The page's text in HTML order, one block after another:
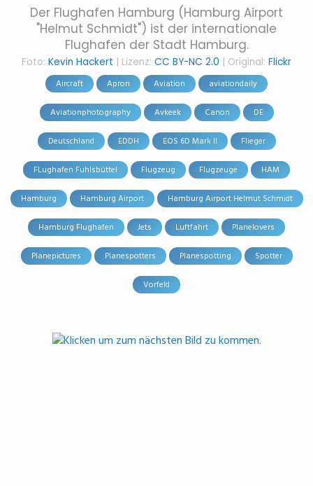
Der Flughafen Hamburg (Hamburg Airport
"Helmut Schmidt") ist der internationale
Flughafen der Stadt Hamburg.
Foto: Kevin Hackert | Lizenz: CC BY-NC 2.0 | Original: Flickr
Aircraft Apron Aviation aviationdaily
Aviationphotography Avkeek Canon DE
Deutschland EDDH EOS 6D Mark II Flieger
FLughafen Fuhlsbüttel Flugzeug Flugzeuge HAM
Hamburg Hamburg Airport Hamburg Airport Helmut Schmidt
Hamburg Flughafen Jets Luftfahrt Planelovers
Planepictures Planespotters Planespotting Spotter
Vorfeld